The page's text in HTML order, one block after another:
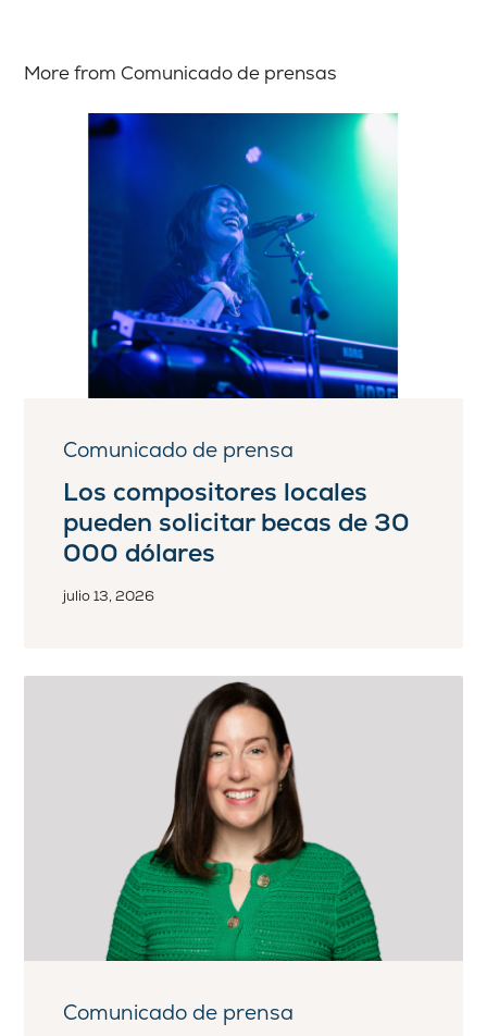
More from Comunicado de prensas
Comunicado de prensa
Los compositores locales
pueden solicitar becas de 30
000 dólares
julio 13, 2026
Comunicado de prensa